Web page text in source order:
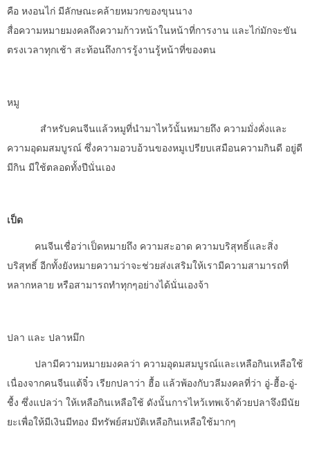
คือ หงอนไก่ มีลักษณะคล้ายหมวกของขุนนาง
สื่อความหมายมงคลถึงความก้าวหน้าในหน้าที่การงาน และไก่มักจะขัน
ตรงเวลาทุกเช้า สะท้อนถึงการรู้งานรู้หน้าที่ของตน
หมู
สำหรับคนจีนแล้วหมูที่นำมาไหว้นั้นหมายถึง ความมั่งคั่งและ
ความอุดมสมบูรณ์ ซึ่งความอวบอ้วนของหมูเปรียบเสมือนความกินดี อยู่ดี
มีกิน มีใช้ตลอดทั้งปีนั่นเอง
เป็ด
คนจีนเชื่อว่าเป็ดหมายถึง ความสะอาด ความบริสุทธิ์และสิ่ง
บริสุทธิ์ อีกทั้งยังหมายความว่าจะช่วยส่งเสริมให้เรามีความสามารถที่
หลากหลาย หรือสามารถทำทุกๆอย่างได้นั่นเองจ้า
ปลา และ ปลาหมึก
ปลามีความหมายมงคลว่า ความอุดมสมบูรณ์และเหลือกินเหลือใช้
เนื่องจากคนจีนแต้จิ๋ว เรียกปลาว่า ฮื้อ แล้วพ้องกับวลีมงคลที่ว่า อู่-ฮื้อ-อู่-
ชื้ง ซึ่งแปลว่า ให้เหลือกินเหลือใช้ ดังนั้นการไหว้เทพเจ้าด้วยปลาจึงมีนัย
ยะเพื่อให้มีเงินมีทอง มีทรัพย์สมบัติเหลือกินเหลือใช้มากๆ